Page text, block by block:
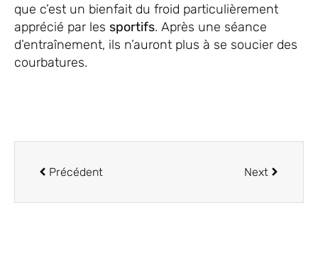
que c’est un bienfait du froid particulièrement
apprécié par les sportifs. Après une séance
d’entraînement, ils n’auront plus à se soucier des
courbatures.
Précédent Next